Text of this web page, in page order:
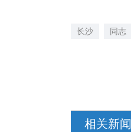
长沙 同志
相关新闻